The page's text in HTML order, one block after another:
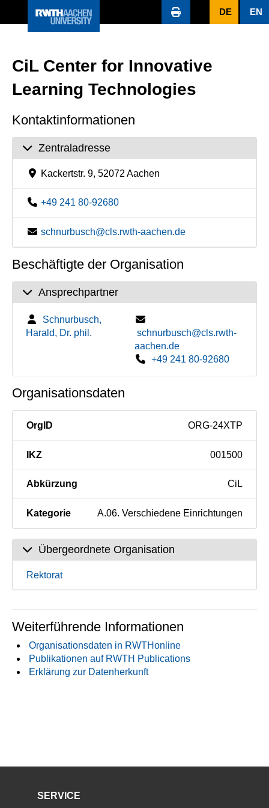
DE EN
CiL Center for Innovative
Learning Technologies
Kontaktinformationen
Zentraladresse
Kackertstr. 9, 52072 Aachen
+49 241 80-92680
schnurbusch@cls.rwth-aachen.de
Beschäftigte der Organisation
Ansprechpartner
Schnurbusch,
Harald, Dr. phil.
schnurbusch@cls.rwth-
aachen.de
+49 241 80-92680
Organisationsdaten
OrgID ORG-24XTP
IKZ 001500
Abkürzung CiL
Kategorie A.06. Verschiedene Einrichtungen
Übergeordnete Organisation
Rektorat
Weiterführende Informationen
Organisationsdaten in RWTHonline
Publikationen auf RWTH Publications
Erklärung zur Datenherkunft
SERVICE